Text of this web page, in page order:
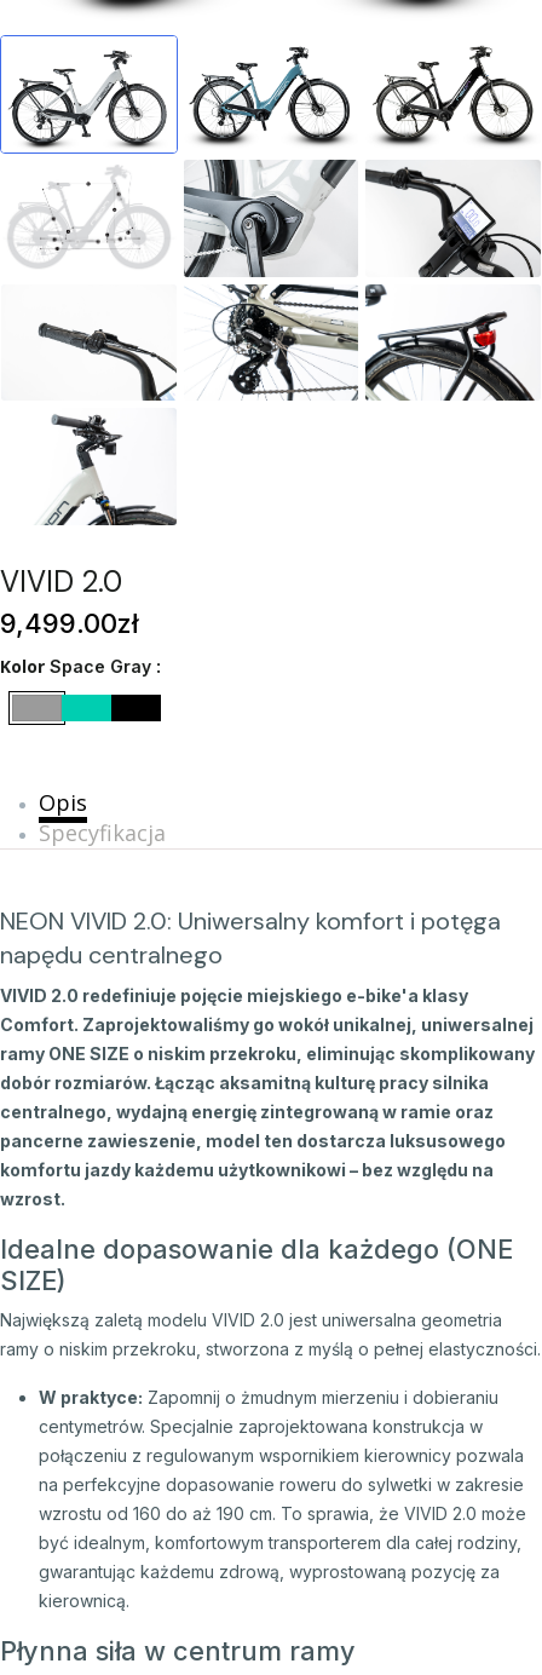
VIVID 2.0
9,499.00zł
Kolor Space Gray
Opis
Specyfikacja
NEON VIVID 2.0: Uniwersalny komfort i potęga
napędu centralnego
VIVID 2.0 redefiniuje pojęcie miejskiego e-bike'a klasy
Comfort. Zaprojektowaliśmy go wokół unikalnej, uniwersalnej
ramy ONE SIZE o niskim przekroku, eliminując skomplikowany
dobór rozmiarów. Łącząc aksamitną kulturę pracy silnika
centralnego, wydajną energię zintegrowaną w ramie oraz
pancerne zawieszenie, model ten dostarcza luksusowego
komfortu jazdy każdemu użytkownikowi – bez względu na
wzrost.
Idealne dopasowanie dla każdego (ONE
SIZE)
Największą zaletą modelu VIVID 2.0 jest uniwersalna geometria
ramy o niskim przekroku, stworzona z myślą o pełnej elastyczności.
W praktyce: Zapomnij o żmudnym mierzeniu i dobieraniu
centymetrów. Specjalnie zaprojektowana konstrukcja w
połączeniu z regulowanym wspornikiem kierownicy pozwala
na perfekcyjne dopasowanie roweru do sylwetki w zakresie
wzrostu od 160 do aż 190 cm. To sprawia, że VIVID 2.0 może
być idealnym, komfortowym transporterem dla całej rodziny,
gwarantując każdemu zdrową, wyprostowaną pozycję za
kierownicą.
Płynna siła w centrum ramy